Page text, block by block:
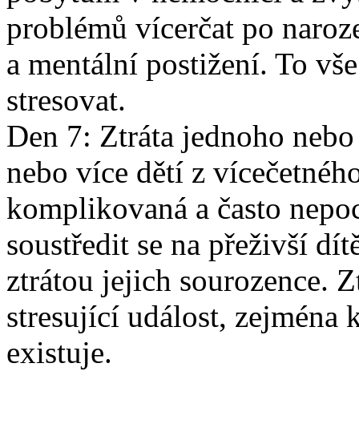
problémů vícerčat po
a mentální postižení. To
stresovat.
Den 7: Ztráta jednoho
nebo více dětí z
komplikovaná a často
soustředit se na přeživší
ztrátou jejich sourozence.
stresující událost,
existuje.